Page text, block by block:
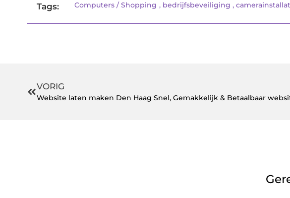
Tags: Computers / Shopping , bedrijfsbeveiliging ,
VORIG